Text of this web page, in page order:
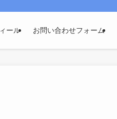
ール お問い合わせフォーム